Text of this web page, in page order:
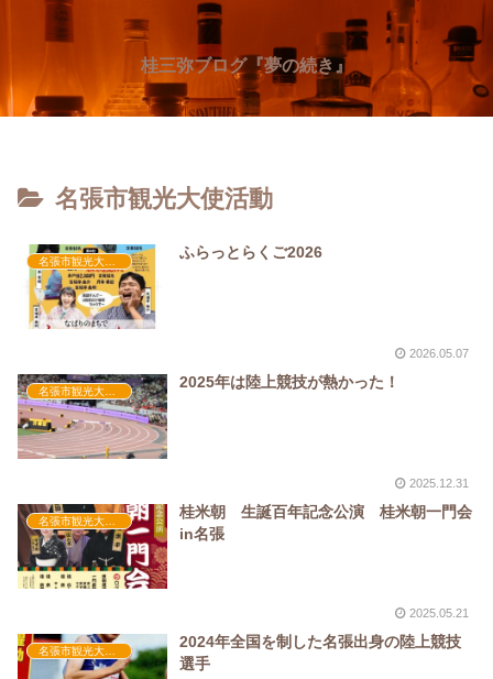
桂三弥ブログ『夢の続き』
名張市観光大使活動
名張市観光大使活動
ふらっとらくご2026
2026.05.07
2025年は陸上競技が熱かった！
2025.12.31
桂米朝 生誕百年記念公演 桂米朝一門会
in名張
2025.05.21
2024年全国を制した名張出身の陸上競技
選手